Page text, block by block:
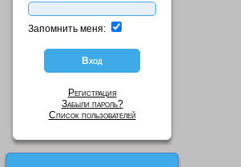
Запомнить меня:
Регистрация
Забыли пароль?
Список пользователей